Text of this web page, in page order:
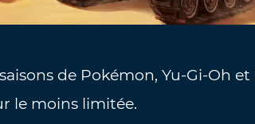
de Pokémon, Yu-Gi-Oh
le moins limitée.